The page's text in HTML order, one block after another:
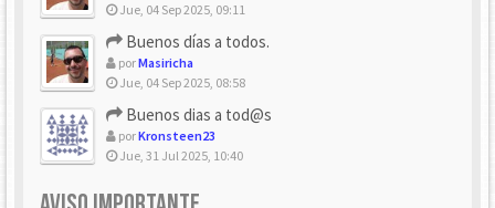
Jue, 04 Sep 2025, 09:11
Buenos días a todos.
porMasiricha
Jue, 04 Sep 2025, 08:58
Buenos dias a tod@s
porKronsteen23
Jue, 31 Jul 2025, 10:40